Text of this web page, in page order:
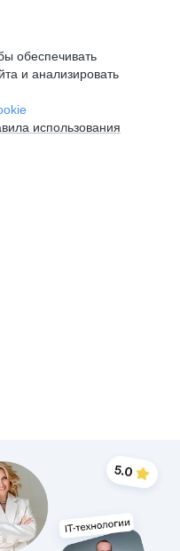
обеспечивать
и анализировать
использования